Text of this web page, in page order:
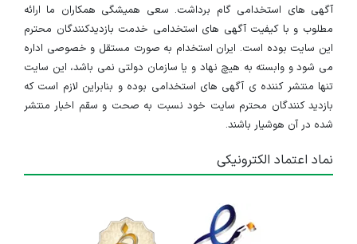
آگهی های استخدامی گام برداشت. سعی همیشگی همکاران ما ارائه
مطلوب و با کیفیت آگهی های استخدامی خدمت بازدیدکنندگان محترم
این سایت بوده است. ایران استخدام به صورت مستقل و خصوصی اداره
می شود و وابسته به هیچ نهاد و یا سازمان دولتی نمی باشد، این سایت
تنها منتشر کننده ی آگهی های استخدامی بوده و بنابراین لازم است که
بازدید کنندگان محترم سایت خود نسبت به صحت و سقم اخبار منتشر
شده در آن هوشیار باشند.
نماد اعتماد الکترونیکی